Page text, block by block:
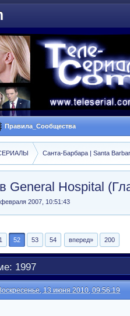
Правила_Сообщества
Санта-Барбара | Santa
General Hospital
2007, 10:51:43
52 53 54 вперед» 200
1997
13 июня 2010, 09:56:19